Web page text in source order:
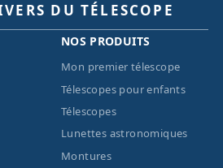
DU TÉLESCOPE
NOS PRODUITS
Mon premier télescope
Télescopes pour enfants
Télescopes
Lunettes astronomiques
Montures